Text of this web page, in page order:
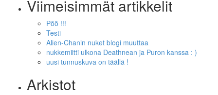
Viimeisimmät artikkelit
Pöö !!!
Testi
Alien-Chanin nuket blogi muuttaa
nukkemiitti ulkona Deathnean ja Puron kanssa : )
uusi tunnuskuva on täällä !
Arkistot